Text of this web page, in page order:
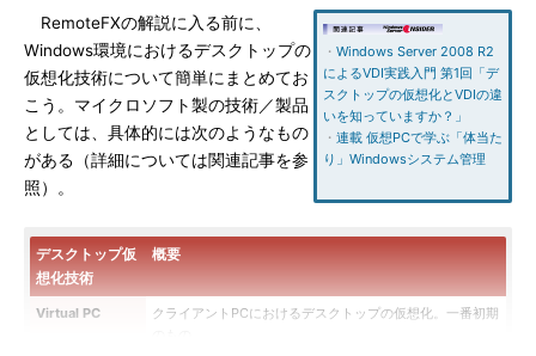
・ Windows Server 2008 R2
によるVDI実践入門 第1回「デ
スクトップの仮想化とVDIの違
いを知っていますか？」
・ 連載 仮想PCで学ぶ「体当た
り」Windowsシステム管理
RemoteFXの解説に入る前に、
Windows環境におけるデスクトップの
仮想化技術について簡単にまとめてお
こう。マイクロソフト製の技術／製品
としては、具体的には次のようなもの
がある（詳細については関連記事を参
照）。
デスクトップ仮
想化技術
概要
Virtual PC
クライアントPCにおけるデスクトップの仮想化。一番初期